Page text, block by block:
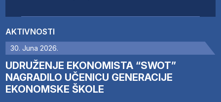
AKTIVNOSTI
30. Juna 2026.
UDRUŽENJE EKONOMISTA “SWOT”
NAGRADILO UČENICU GENERACIJE
EKONOMSKE ŠKOLE